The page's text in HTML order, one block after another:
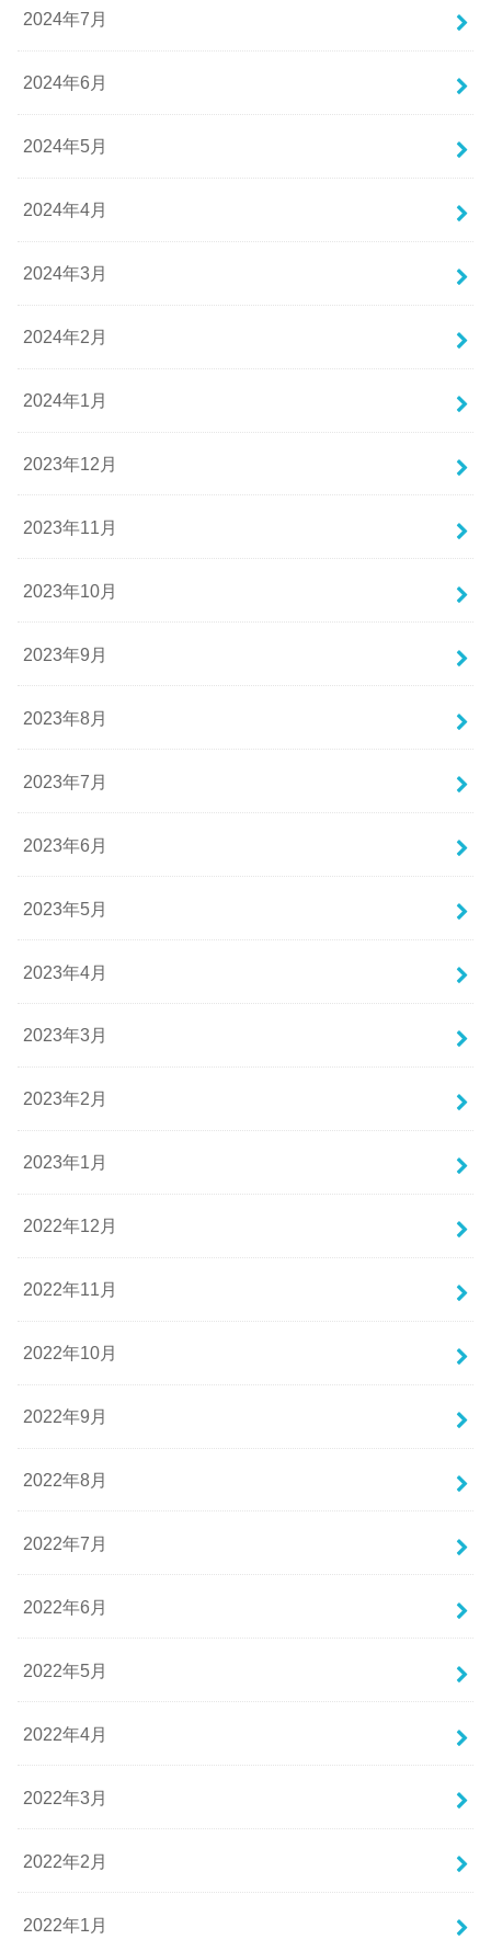
2024年7月
2024年6月
2024年5月
2024年4月
2024年3月
2024年2月
2024年1月
2023年12月
2023年11月
2023年10月
2023年9月
2023年8月
2023年7月
2023年6月
2023年5月
2023年4月
2023年3月
2023年2月
2023年1月
2022年12月
2022年11月
2022年10月
2022年9月
2022年8月
2022年7月
2022年6月
2022年5月
2022年4月
2022年3月
2022年2月
2022年1月